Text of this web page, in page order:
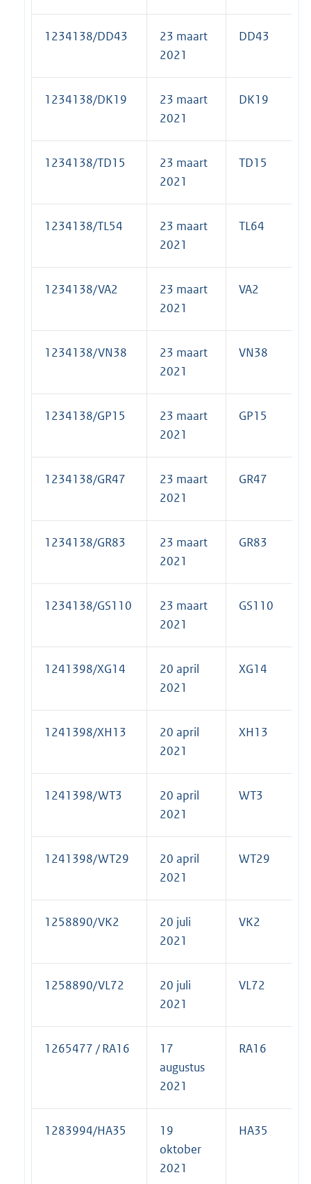
1234138/DD43
23 maart
2021
DD43
1234138/DK19
23 maart
2021
DK19
1234138/TD15
23 maart
2021
TD15
1234138/TL54
23 maart
2021
TL64
1234138/VA2
23 maart
2021
VA2
1234138/VN38
23 maart
2021
VN38
1234138/GP15
23 maart
2021
GP15
1234138/GR47
23 maart
2021
GR47
1234138/GR83
23 maart
2021
GR83
1234138/GS110
23 maart
2021
GS110
1241398/XG14
20 april
2021
XG14
1241398/XH13
20 april
2021
XH13
1241398/WT3
20 april
2021
WT3
1241398/WT29
20 april
2021
WT29
1258890/VK2
20 juli
2021
VK2
1258890/VL72
20 juli
2021
VL72
1265477 / RA16
17
augustus
2021
RA16
1283994/HA35
19
oktober
2021
HA35